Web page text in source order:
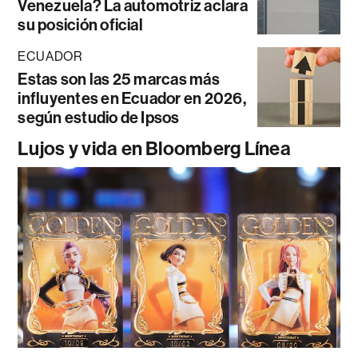
Venezuela? La automotriz aclara
su posición oficial
ECUADOR
Estas son las 25 marcas más
influyentes en Ecuador en 2026,
según estudio de Ipsos
Lujos y vida en Bloomberg Línea